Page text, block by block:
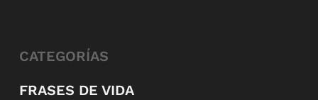
CATEGORÍAS
FRASES DE VIDA